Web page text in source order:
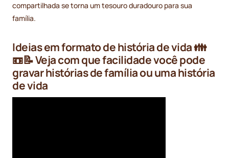
compartilhada se torna um tesouro duradouro para sua
família.
Ideias em formato de história de vida 👪
📼📝 Veja com que facilidade você pode
gravar histórias de família ou uma história
de vida